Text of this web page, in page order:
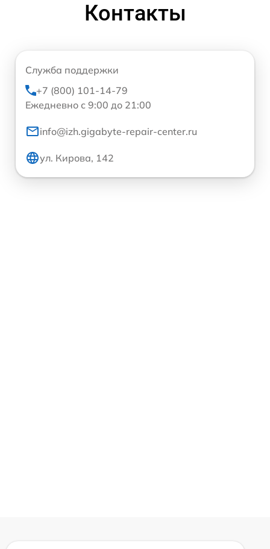
Контакты
Служба поддержки
+7 (800) 101-14-79
Ежедневно с 9:00 до 21:00
info@izh.gigabyte-repair-center.ru
ул. Кирова, 142